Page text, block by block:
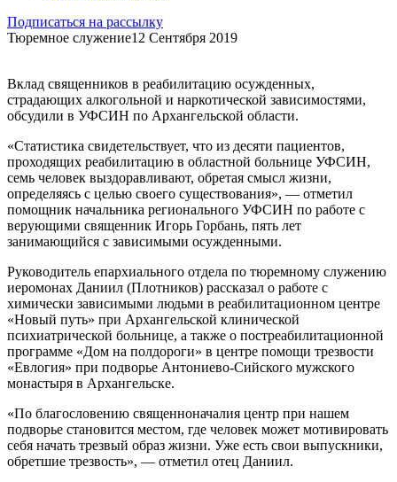
Подписаться на рассылку
Тюремное служение12 Сентября 2019
Вклад священников в реабилитацию осужденных,
страдающих алкогольной и наркотической зависимостями,
обсудили в УФСИН по Архангельской области.
«Статистика свидетельствует, что из десяти пациентов,
проходящих реабилитацию в областной больнице УФСИН,
семь человек выздоравливают, обретая смысл жизни,
определяясь с целью своего существования», — отметил
помощник начальника регионального УФСИН по работе с
верующими священник Игорь Горбань, пять лет
занимающийся с зависимыми осужденными.
Руководитель епархиального отдела по тюремному служению
иеромонах Даниил (Плотников) рассказал о работе с
химически зависимыми людьми в реабилитационном центре
«Новый путь» при Архангельской клинической
психиатрической больнице, а также о постреабилитационной
программе «Дом на полдороги» в центре помощи трезвости
«Евлогия» при подворье Антониево-Сийского мужского
монастыря в Архангельске.
«По благословению священноначалия центр при нашем
подворье становится местом, где человек может мотивировать
себя начать трезвый образ жизни. Уже есть свои выпускники,
обретшие трезвость», — отметил отец Даниил.